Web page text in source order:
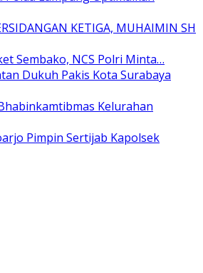
KETIGA, MUHAIMIN SH
Sembako, NCS Polri Minta…
Dukuh Pakis Kota Surabaya
Kelurahan
Pimpin Sertijab Kapolsek